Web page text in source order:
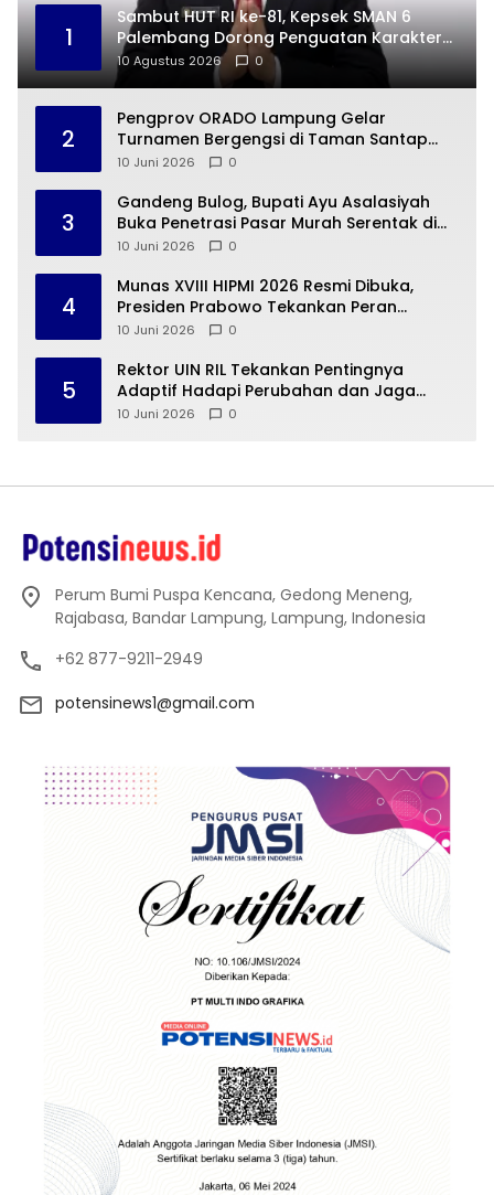
1
Sambut HUT RI ke-81, Kepsek SMAN 6
Palembang Dorong Penguatan Karakter
Siswa
10 Agustus 2026 0
2
Pengprov ORADO Lampung Gelar
Turnamen Bergengsi di Taman Santap
Rumah Kayu
10 Juni 2026 0
3
Gandeng Bulog, Bupati Ayu Asalasiyah
Buka Penetrasi Pasar Murah Serentak di
Way Kanan
10 Juni 2026 0
4
Munas XVIII HIPMI 2026 Resmi Dibuka,
Presiden Prabowo Tekankan Peran
Strategis Pengusaha Muda
10 Juni 2026 0
5
Rektor UIN RIL Tekankan Pentingnya
Adaptif Hadapi Perubahan dan Jaga
Mutu Pendidikan Tinggi
10 Juni 2026 0
Perum Bumi Puspa Kencana, Gedong Meneng,
Rajabasa, Bandar Lampung, Lampung, Indonesia
+62 877-9211-2949
potensinews1@gmail.com